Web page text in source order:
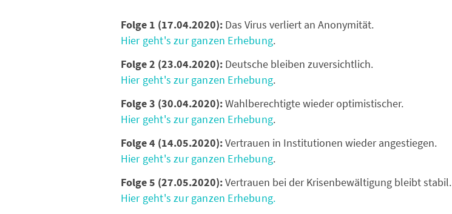
Folge 1 (17.04.2020):Das Virus verliert an Anonymität.
Hier geht's zur ganzen Erhebung.
Folge 2 (23.04.2020):Deutsche bleiben zuversichtlich.
Hier geht's zur ganzen Erhebung.
Folge 3 (30.04.2020):Wahlberechtigte wieder optimistischer.
Hier geht's zur ganzen Erhebung.
Folge 4 (14.05.2020):Vertrauen in Institutionen wieder angestiegen.
Hier geht's zur ganzen Erhebung.
Folge 5 (27.05.2020):Vertrauen bei der Krisenbewältigung bleibt stabil.
Hier geht's zur ganzen Erhebung.